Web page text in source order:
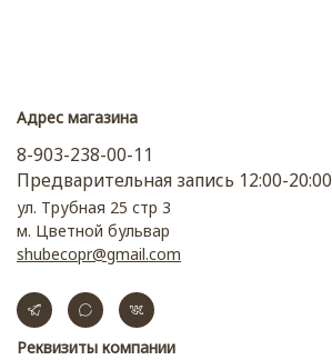
Адрес магазина
8-903-238-00-11
Предварительная запись 12:00-20:00
ул. Трубная 25 стр 3
м. Цветной бульвар
shubecopr@gmail.com
Реквизиты компании